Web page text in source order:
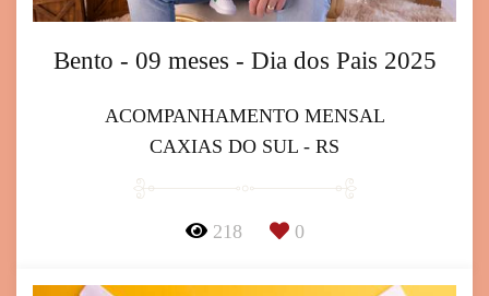
Bento - 09 meses - Dia dos Pais 2025
ACOMPANHAMENTO MENSAL
CAXIAS DO SUL - RS
218 0